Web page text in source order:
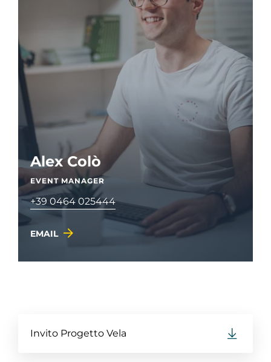
Alex Colò
EVENT MANAGER
+39 0464 025444
EMAIL
Invito Progetto Vela